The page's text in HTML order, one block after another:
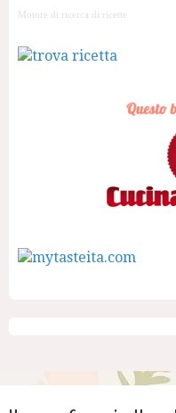
Motore di ricerca di ricette